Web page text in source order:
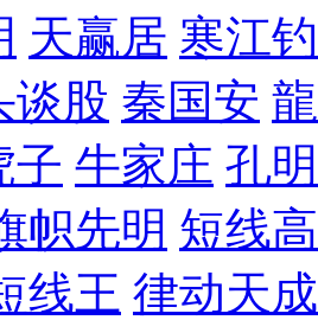
天赢居 寒江
谈股 秦国安
子 牛家庄 孔
帜先明 短线
线王 律动天成